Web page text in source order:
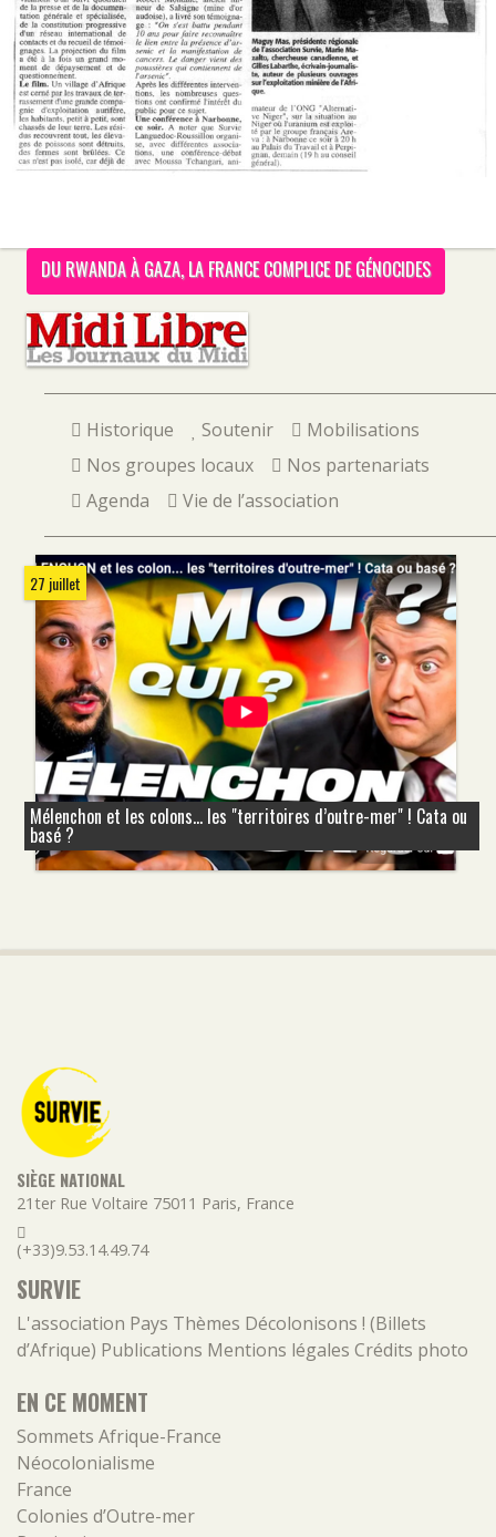
DU RWANDA À GAZA, LA FRANCE COMPLICE DE GÉNOCIDES
Historique Soutenir
Mobilisations
Nos groupes locaux
Nos partenariats
Agenda
Vie de l’association
27 juillet
Mélenchon et les colons... les "territoires d’outre-mer" ! Cata ou
basé ?
SIÈGE NATIONAL
21ter Rue Voltaire 75011 Paris, France
(+33)9.53.14.49.74
SURVIE
L'association Pays Thèmes Décolonisons ! (Billets
d’Afrique) Publications Mentions légales Crédits photo
EN CE MOMENT
Sommets Afrique-France
Néocolonialisme
France
Colonies d’Outre-mer